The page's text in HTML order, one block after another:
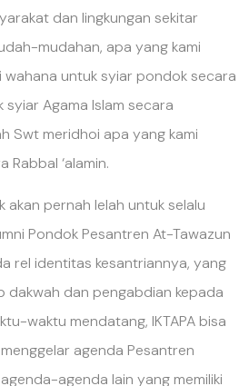
dan lingkungan sekitar
mudahan, apa yang kami
wahana untuk syiar pondok secara
syiar Agama Islam secara
Swt meridhoi apa yang kami
Rabbal ‘alamin.
akan pernah lelah untuk selalu
Pondok Pesantren At-Tawazun
rel identitas kesantriannya, yang
dakwah dan pengabdian kepada
waktu mendatang, IKTAPA bisa
agenda Pesantren
agenda lain yang memiliki